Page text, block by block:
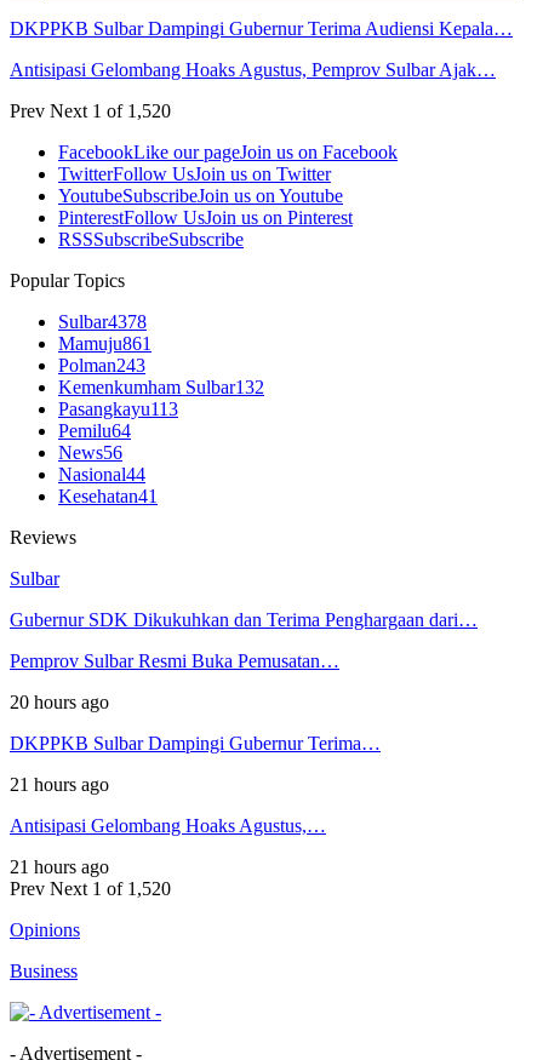
DKPPKB Sulbar Dampingi Gubernur Terima Audiensi Kepala…
Antisipasi Gelombang Hoaks Agustus, Pemprov Sulbar Ajak…
Prev Next 1 of 1,520
FacebookLike our pageJoin us on Facebook
TwitterFollow UsJoin us on Twitter
YoutubeSubscribeJoin us on Youtube
PinterestFollow UsJoin us on Pinterest
RSSSubscribeSubscribe
Popular Topics
Sulbar4378
Mamuju861
Polman243
Kemenkumham Sulbar132
Pasangkayu113
Pemilu64
News56
Nasional44
Kesehatan41
Reviews
Sulbar
Gubernur SDK Dikukuhkan dan Terima Penghargaan dari…
Pemprov Sulbar Resmi Buka Pemusatan…
20 hours ago
DKPPKB Sulbar Dampingi Gubernur Terima…
21 hours ago
Antisipasi Gelombang Hoaks Agustus,…
21 hours ago
Prev Next 1 of 1,520
Opinions
Business
- Advertisement -